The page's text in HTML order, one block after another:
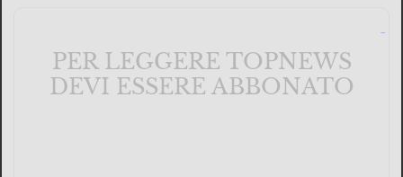
PER LEGGERE TOPNEWS
DEVI ESSERE ABBONATO